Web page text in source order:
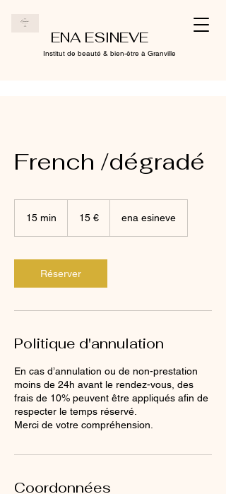
ENA ESINEVE
Institut de beauté & bien-être à Granville
French /dégradé
15 min
i
n
15 € ena esineve
Réserver
Politique d'annulation
En cas d’annulation ou de non-prestation
moins de 24h avant le rendez-vous, des
frais de 10% peuvent être appliqués afin de
respecter le temps réservé.
Merci de votre compréhension.
Coordonnées